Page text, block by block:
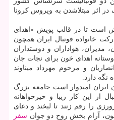
اثر مبتلاشدن به ویروس کرونا
است تا در قالب پویش «اهدای
خانواده فوتبال ایران همچون
مدیران، هواداران و دوستداران
اهدای خون برای نجات جان
و مرحوم مهرداد میناوند
نگه دارد.
ایران امیدوار است جامعه بزرگ
از این کار زیبا و خیرخواهانه
را رقم زنند تا لبخند و دعای
خون، آرام بخش روح دو جوان سفر